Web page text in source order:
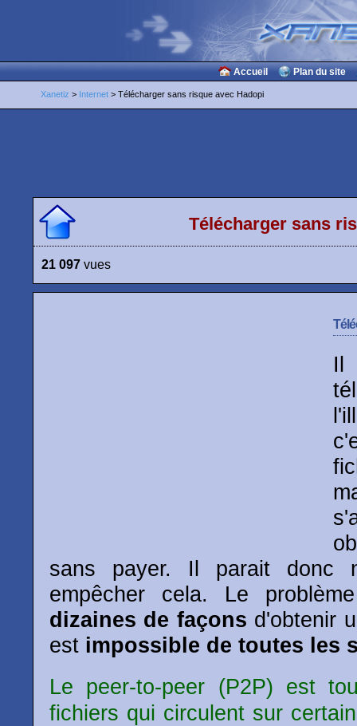
Accueil Plan du site
Xanetiz > Internet > Télécharger sans risque avec Hadopi
Télécharger sans
21 097 vues
Il
sans payer. Il parait donc
empêcher cela. Le
dizaines de façons d'obtenir
est impossible de toutes les
Le peer-to-peer (P2P) est
fichiers qui circulent sur